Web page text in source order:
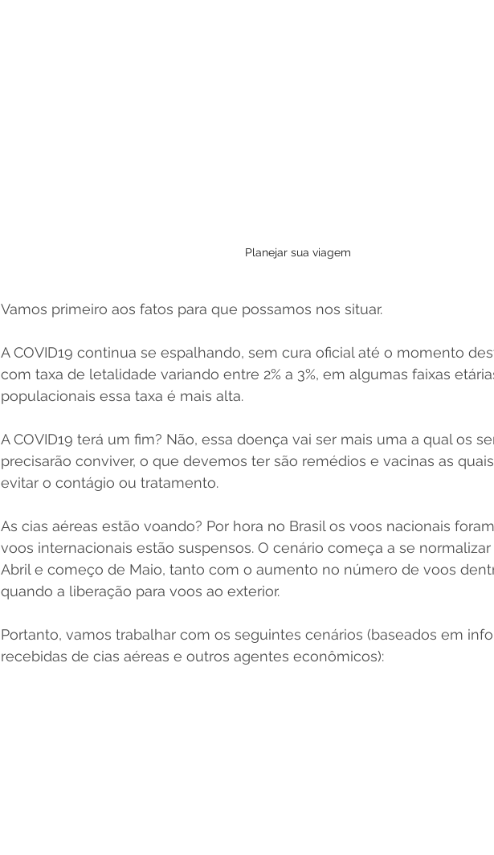
Planejar sua viagem
Vamos primeiro aos fatos para que possamos nos situar.
A COVID19 continua se espalhando, sem cura oficial até o momento
com taxa de letalidade variando entre 2% a 3%, em algumas faixas
populacionais essa taxa é mais alta.
A COVID19 terá um fim? Não, essa doença vai ser mais uma a qual os
precisarão conviver, o que devemos ter são remédios e vacinas as
evitar o contágio ou tratamento.
As cias aéreas estão voando? Por hora no Brasil os voos nacionais
voos internacionais estão suspensos. O cenário começa a se
Abril e começo de Maio, tanto com o aumento no número de voos
quando a liberação para voos ao exterior.
Portanto, vamos trabalhar com os seguintes cenários (baseados em
recebidas de cias aéreas e outros agentes econômicos):